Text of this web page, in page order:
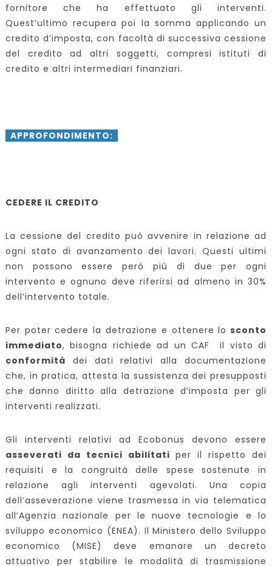
fornitore che ha effettuato gli interventi.
Quest’ultimo recupera poi la somma applicando un
credito d’imposta, con facoltà di successiva cessione
del credito ad altri soggetti, compresi istituti di
credito e altri intermediari finanziari.
APPROFONDIMENTO:
CEDERE IL CREDITO
La cessione del credito può avvenire in relazione ad
ogni stato di avanzamento dei lavori. Questi ultimi
non possono essere però più di due per ogni
intervento e ognuno deve riferirsi ad almeno in 30%
dell’intervento totale.
Per poter cedere la detrazione e ottenere lo sconto
immediato, bisogna richiede ad un CAF il visto di
conformità dei dati relativi alla documentazione
che, in pratica, attesta la sussistenza dei presupposti
che danno diritto alla detrazione d’imposta per gli
interventi realizzati.
Gli interventi relativi ad Ecobonus devono essere
asseverati da tecnici abilitati per il rispetto dei
requisiti e la congruità delle spese sostenute in
relazione agli interventi agevolati. Una copia
dell’asseverazione viene trasmessa in via telematica
all’Agenzia nazionale per le nuove tecnologie e lo
sviluppo economico (ENEA). Il Ministero dello Sviluppo
economico (MISE) deve emanare un decreto
attuativo per stabilire le modalità di trasmissione